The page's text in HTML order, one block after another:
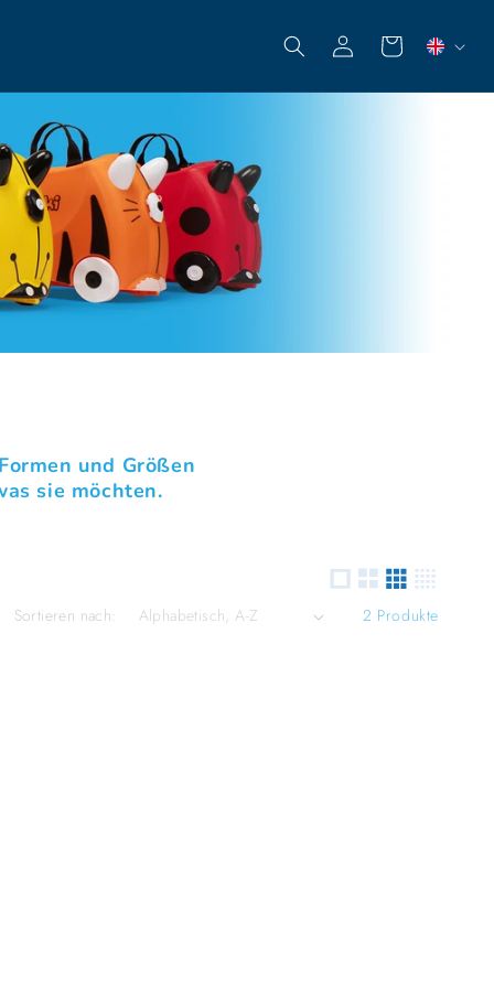
EinloggenWarenkorb
und Größen
sie möchten.
Sortieren nach: 2 Produkte